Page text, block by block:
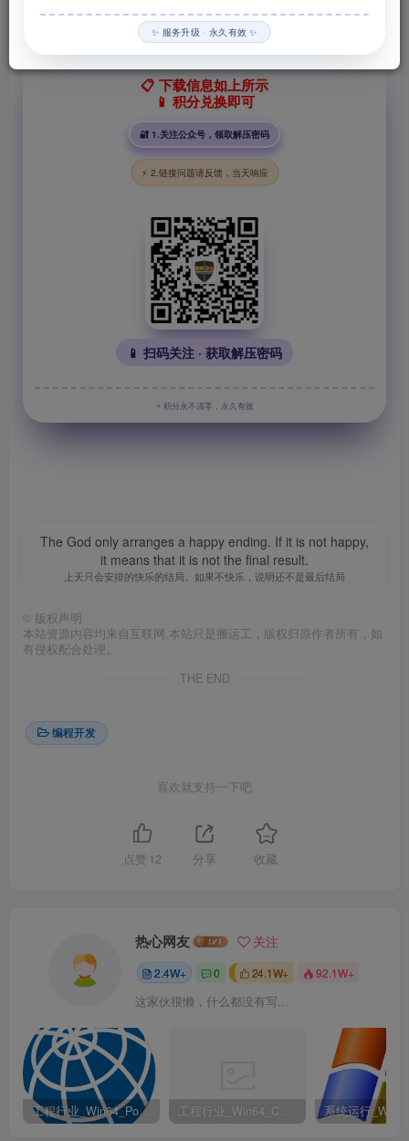
📋 下载信息如上所示
📱 积分兑换即可
🔐 1.关注公众号，领取解压密码
⚡ 2.链接问题请反馈，当天响应
📱 扫码关注 · 获取解压密码
⚡ 积分永不清零，永久有效
The God only arranges a happy ending. If it is not happy,
it means that it is not the final result.
上天只会安排的快乐的结局。如果不快乐，说明还不是最后结局
© 版权声明
本站资源内容均来自互联网,本站只是搬运工，版权归原作者所有，如
有侵权配合处理。
THE END
编程开发
喜欢就支持一下吧
点赞 12 分享 收藏
热心网友 关注
2.4W+ 0 24.1W+ 92.1W+
这家伙很懒，什么都没有写...
工程行业_Win64_PointWise 18.6 R2 x64资源下载地址_百度网盘迅雷BT 工程行业_Win64_Cadence Fidelity Pointwise 2024.1 x64资源下载地址_百度网盘迅雷BT
✨ 服务升级 · 永久有效 ✨